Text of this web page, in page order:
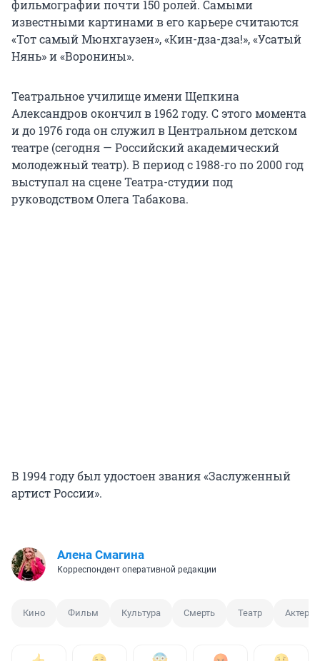
фильмографии почти 150 ролей. Самыми
известными картинами в его карьере считаются
«Тот самый Мюнхгаузен», «Кин-дза-дза!», «Усатый
Нянь» и «Воронины».
Театральное училище имени Щепкина
Александров окончил в 1962 году. С этого момента
и до 1976 года он служил в Центральном детском
театре (сегодня — Российский академический
молодежный театр). В период с 1988-го по 2000 год
выступал на сцене Театра-студии под
руководством Олега Табакова.
В 1994 году был удостоен звания «Заслуженный
артист России».
Алена Смагина
Корреспондент оперативной редакции
Кино Фильм Культура Смерть Театр Актер